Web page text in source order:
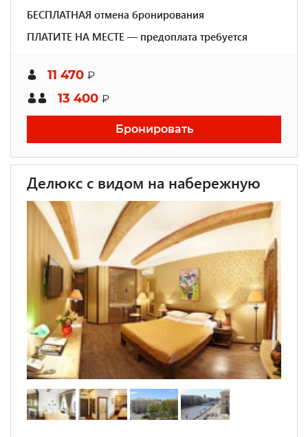
БЕСПЛАТНАЯ отмена бронирования
ПЛАТИТЕ НА МЕСТЕ — предоплата требуется
11 470 ₽
13 400 ₽
Бронировать
Делюкс с видом на набережную